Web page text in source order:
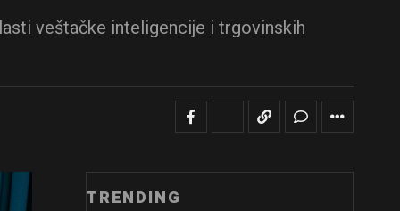
veštačke inteligencije i trgovinskih
TRENDING